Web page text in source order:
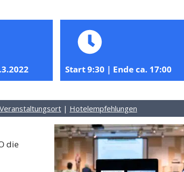
Start 9:30 | Ende ca. 17:00
Veranstaltungsort| Hotelempfehlungen
die